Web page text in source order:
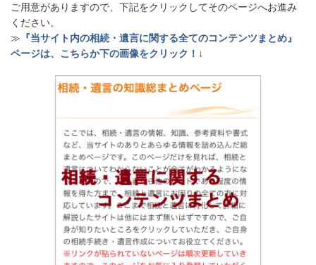
ご用意がありますので、下記をクリックしてそのページへお進み
ください。
≫ 『当サイト内の相続・遺言に関する全てのコンテンツまとめ』
ページは、こちらか下の画像をクリック！ ↓